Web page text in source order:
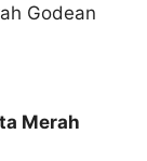
Godean
Merah